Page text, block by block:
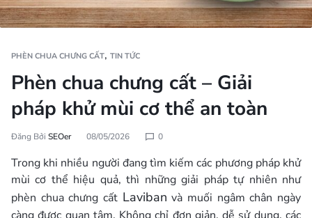
PHÈN CHUA CHƯNG CẤT, TIN TỨC
Phèn chua chưng cất – Giải
pháp khử mùi cơ thể an toàn
Đăng Bởi SEOer 08/05/2026 0
Trong khi nhiều người đang tìm kiếm các phương pháp khử
mùi cơ thể hiệu quả, thì những giải pháp tự nhiên như
phèn chua chưng cất Laviban và muối ngâm chân ngày